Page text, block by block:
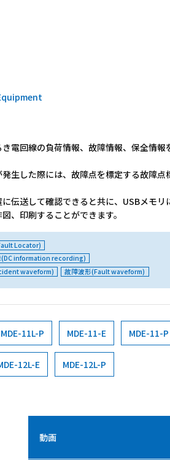
電回線の負荷情報、故障情報、保全情報
生した際には、故障点を標定する故障点
伝送して確認できると共に、USBメモリ
、印刷することができます。
Locator)
(DC information recording)
waveform)
故障波形(Fault waveform)
MDE-11L-P MDE-11-E MDE-11-P
12L-E MDE-12L-P
動画